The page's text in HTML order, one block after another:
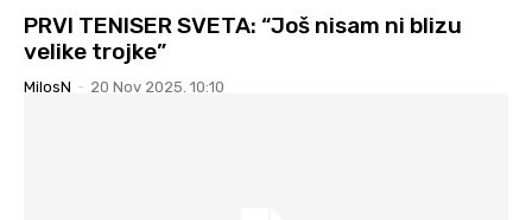
PRVI TENISER SVETA: “Još nisam ni blizu
velike trojke”
MilosN - 20 Nov 2025. 10:10